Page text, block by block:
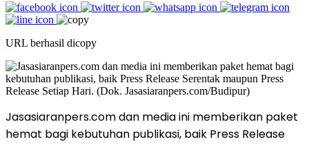
URL berhasil dicopy
Jasasiaranpers.com dan media ini memberikan paket
hemat bagi kebutuhan publikasi, baik Press Release